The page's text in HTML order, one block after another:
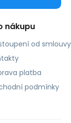
nákupu
od smlouvy
platba
podmínky